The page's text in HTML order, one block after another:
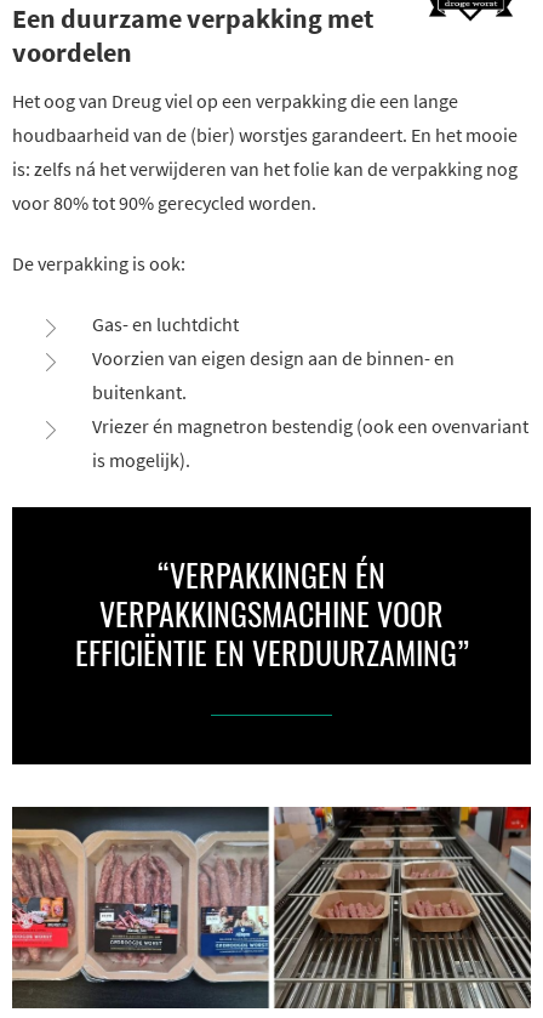
Een duurzame verpakking met
voordelen
Het oog van Dreug viel op een verpakking die een lange
houdbaarheid van de (bier) worstjes garandeert. En het mooie
is: zelfs ná het verwijderen van het folie kan de verpakking nog
voor 80% tot 90% gerecycled worden.
De verpakking is ook:
Gas- en luchtdicht
Voorzien van eigen design aan de binnen- en
buitenkant.
Vriezer én magnetron bestendig (ook een ovenvariant
is mogelijk).
“VERPAKKINGEN ÉN
VERPAKKINGSMACHINE VOOR
EFFICIËNTIE EN VERDUURZAMING”